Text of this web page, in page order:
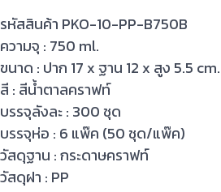
รหัสสินค้า PKO-10-PP-B750B
ความจุ : 750 ml.
ขนาด : ปาก 17 x ฐาน 12 x สูง 5.5 cm.
สี : สีน้ำตาลคราฟท์
บรรจุลังละ : 300 ชุด
บรรจุห่อ : 6 แพ๊ค (50 ชุด/แพ๊ค)
วัสดุฐาน : กระดาษคราฟท์
วัสดุฝา : PP